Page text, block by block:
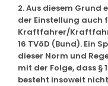
2. Aus diesem
der Einstellung auch
Kraftfahrer/
16 TVöD (Bund). Ein
dieser Norm und
mit der Folge, dass §
besteht insoweit nicht